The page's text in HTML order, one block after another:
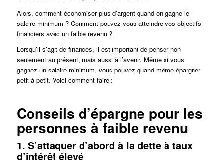
Alors, comment économiser plus d’argent quand on gagne le
salaire minimum ? Comment pouvez-vous atteindre vos objectifs
financiers avec un faible revenu ?
Lorsqu’il s’agit de finances, il est important de penser non
seulement au présent, mais aussi à l’avenir. Même si vous
gagnez un salaire minimum, vous pouvez quand même épargner
petit à petit. Voici comment faire :
Conseils d’épargne pour les
personnes à faible revenu
1. S’attaquer d’abord à la dette à taux
d’intérêt élevé